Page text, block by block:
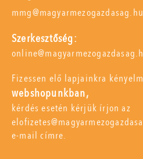
mmg@magyarmezogazdasag.hu
Szerkesztőség:
Fizessen elő lapjainkra
webshopunkban,
kérdés esetén kérjük írjon az
e-mail címre.